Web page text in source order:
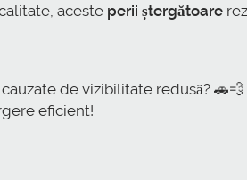
aceste perii ștergătoare
de vizibilitate redusă?
eficient!